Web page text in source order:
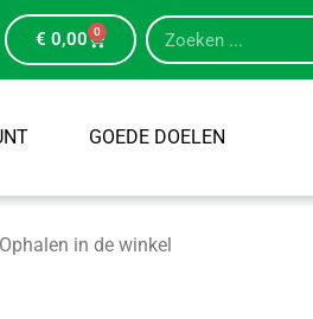
€ 0,00 0
GOEDE DOELEN
in de winkel